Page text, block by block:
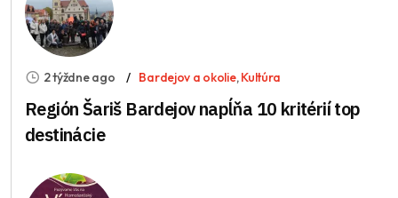
2 týždne ago Bardejov a okolie,Kultúra
Región Šariš Bardejov napĺňa 10 kritérií top
destinácie